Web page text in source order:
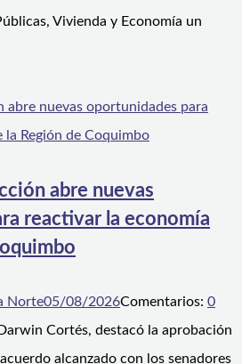
Vivienda y Economía un
abre nuevas
reactivar la economía
Norte05/08/2026Comentarios: 0
Cortés, destacó la aprobación
alcanzado con los senadores